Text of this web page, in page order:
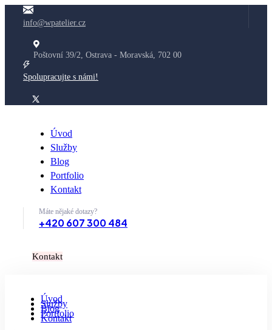
info@wpatelier.cz
Poštovní 39/2, Ostrava - Moravská, 702 00
Spolupracujte s námi!
Úvod
Služby
Blog
Portfolio
Kontakt
Máte nějaké dotazy?
+420 607 300 484
Kontakt
Úvod
Služby
Blog
Portfolio
Kontakt